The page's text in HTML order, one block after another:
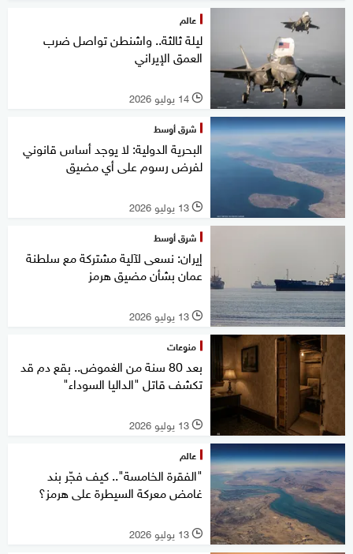
عالم
ليلة ثالثة.. واشنطن تواصل ضرب
العمق الإيراني
l 14 يوليو 2026
شرق أوسط
البحرية الدولية: لا يوجد أساس قانوني
لفرض رسوم على أي مضيق
l 13 يوليو 2026
شرق أوسط
إيران: نسعى لآلية مشتركة مع سلطنة
عمان بشأن مضيق هرمز
l 13 يوليو 2026
منوعات
بعد 80 سنة من الغموض.. بقع دم قد
تكشف قاتل "الداليا السوداء"
l 13 يوليو 2026
عالم
"الفقرة الخامسة".. كيف فجّر بند
غامض معركة السيطرة على هرمز؟
l 13 يوليو 2026